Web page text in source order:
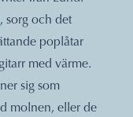
sorg och det
poplåtar
med värme.
sig som
molnen, eller de